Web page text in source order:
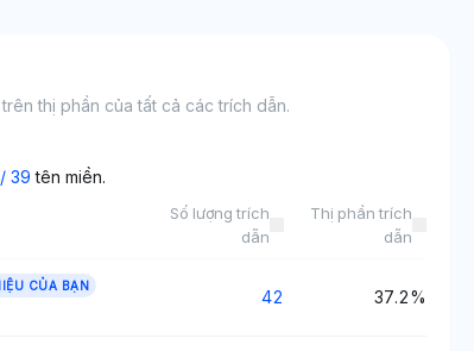
thị phần của tất cả các trích dẫn.
/ 39 tên miền.
Số lượng trích
dẫn
Thị phần trích
dẫn
CỦA BẠN
42 37.2%